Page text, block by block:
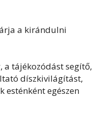
a kirándulni
a tájékozódást segítő,
díszkivilágítást,
esténként egészen